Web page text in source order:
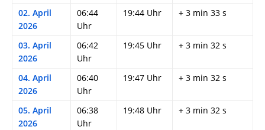
02. April
2026
06:44
Uhr
19:44 Uhr + 3 min 33 s
03. April
2026
06:42
Uhr
19:45 Uhr + 3 min 32 s
04. April
2026
06:40
Uhr
19:47 Uhr + 3 min 32 s
05. April
2026
06:38
Uhr
19:48 Uhr + 3 min 32 s